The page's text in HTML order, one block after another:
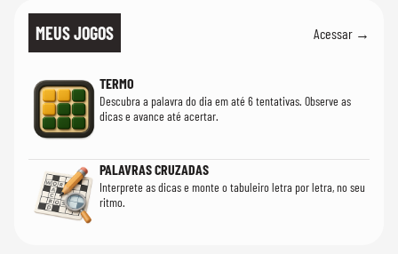
MEUS JOGOS Acessar →
TERMO
Descubra a palavra do dia em até 6 tentativas. Observe as
dicas e avance até acertar.
PALAVRAS CRUZADAS
Interprete as dicas e monte o tabuleiro letra por letra, no seu
ritmo.